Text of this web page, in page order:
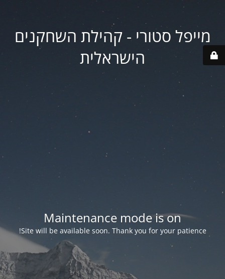
מייפל סטורי - קהילת השחקנים
הישראלית
Maintenance mode is on
Site will be available soon. Thank you for your patience!